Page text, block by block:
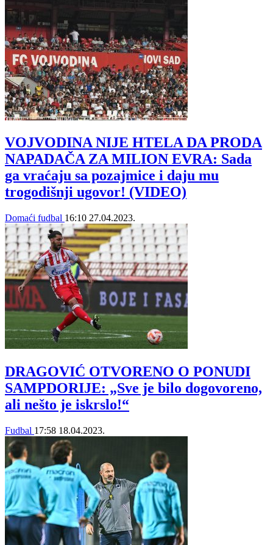
VOJVODINA NIJE HTELA DA PRODA
NAPADAČA ZA MILION EVRA: Sada
ga vraćaju sa pozajmice i daju mu
trogodišnji ugovor! (VIDEO)
Domaći fudbal 16:10 27.04.2023.
DRAGOVIĆ OTVORENO O PONUDI
SAMPDORIJE: „Sve je bilo dogovoreno,
ali nešto je iskrslo!“
Fudbal 17:58 18.04.2023.